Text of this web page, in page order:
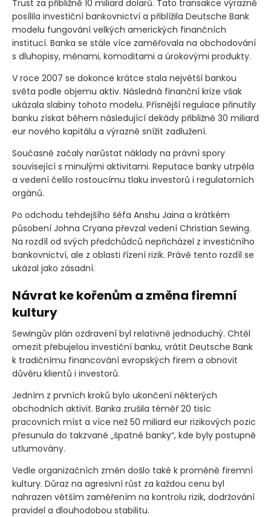
Trust za přibližně 10 miliard dolarů. Tato transakce výrazně
posílila investiční bankovnictví a přiblížila Deutsche Bank
modelu fungování velkých amerických finančních
institucí. Banka se stále více zaměřovala na obchodování
s dluhopisy, měnami, komoditami a úrokovými produkty.
V roce 2007 se dokonce krátce stala největší bankou
světa podle objemu aktiv. Následná finanční krize však
ukázala slabiny tohoto modelu. Přísnější regulace přinutily
banku získat během následující dekády přibližně 30 miliard
eur nového kapitálu a výrazně snížit zadlužení.
Současně začaly narůstat náklady na právní spory
související s minulými aktivitami. Reputace banky utrpěla
a vedení čelilo rostoucímu tlaku investorů i regulatorních
orgánů.
Po odchodu tehdejšího šéfa Anshu Jaina a krátkém
působení Johna Cryana převzal vedení Christian Sewing.
Na rozdíl od svých předchůdců nepřicházel z investičního
bankovnictví, ale z oblasti řízení rizik. Právě tento rozdíl se
ukázal jako zásadní.
Návrat ke kořenům a změna firemní
kultury
Sewingův plán ozdravení byl relativně jednoduchý. Chtěl
omezit přebujelou investiční banku, vrátit Deutsche Bank
k tradičnímu financování evropských firem a obnovit
důvěru klientů i investorů.
Jedním z prvních kroků bylo ukončení některých
obchodních aktivit. Banka zrušila téměř 20 tisíc
pracovních míst a více než 50 miliard eur rizikových pozic
přesunula do takzvané „špatné banky“, kde byly postupně
utlumovány.
Vedle organizačních změn došlo také k proměně firemní
kultury. Důraz na agresivní růst za každou cenu byl
nahrazen větším zaměřením na kontrolu rizik, dodržování
pravidel a dlouhodobou stabilitu.